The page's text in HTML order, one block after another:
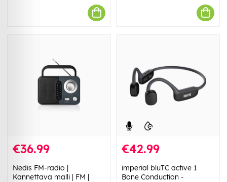
€36.99
Nedis FM-radio |
Kannettava malli | FM |
€42.99
imperial bluTC active 1
Bone Conduction -